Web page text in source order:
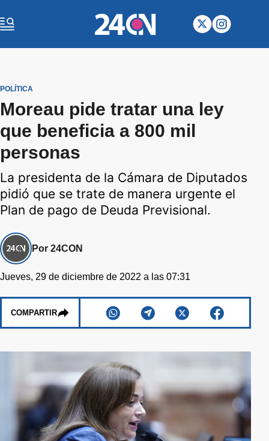
POLÍTICA
Moreau pide tratar una ley
que beneficia a 800 mil
personas
La presidenta de la Cámara de Diputados
pidió que se trate de manera urgente el
Plan de pago de Deuda Previsional.
Por 24CON
Jueves, 29 de diciembre de 2022 a las 07:31
COMPARTIR